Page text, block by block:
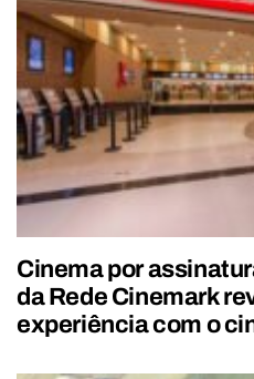
Cinema por
da Rede Cinemark
experiência com o